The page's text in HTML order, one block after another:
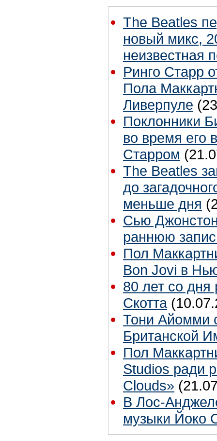
The Beatles
новый микс,
неизвестная
Ринго Старр
Пола
Ливерпуле
Поклонники
во время его
Старром
The Beatles
до
меньше дня
Сью
раннюю
Пол
Bon Jovi в
80 лет со
Скотта
Тони Айомми
Британской
Пол
Studios ради
Clouds»
В Лос-
музыки Йоко